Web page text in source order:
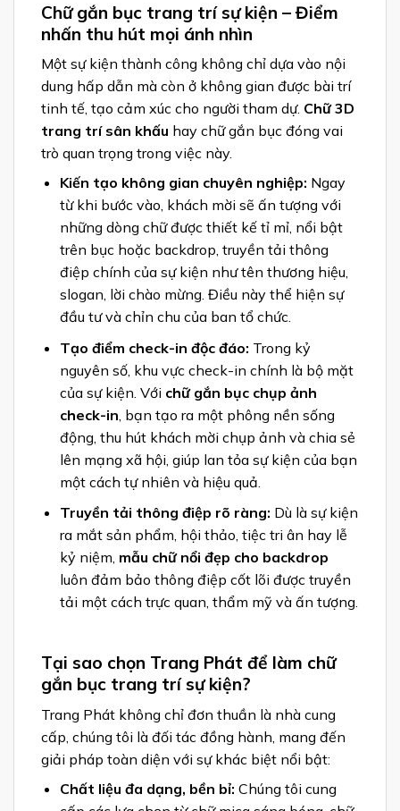
Chữ gắn bục trang trí sự kiện – Điểm
nhấn thu hút mọi ánh nhìn
Một sự kiện thành công không chỉ dựa vào nội
dung hấp dẫn mà còn ở không gian được bài trí
tinh tế, tạo cảm xúc cho người tham dự. Chữ 3D
trang trí sân khấu hay chữ gắn bục đóng vai
trò quan trọng trong việc này.
Kiến tạo không gian chuyên nghiệp: Ngay
từ khi bước vào, khách mời sẽ ấn tượng với
những dòng chữ được thiết kế tỉ mỉ, nổi bật
trên bục hoặc backdrop, truyền tải thông
điệp chính của sự kiện như tên thương hiệu,
slogan, lời chào mừng. Điều này thể hiện sự
đầu tư và chỉn chu của ban tổ chức.
Tạo điểm check-in độc đáo: Trong kỷ
nguyên số, khu vực check-in chính là bộ mặt
của sự kiện. Với chữ gắn bục chụp ảnh
check-in , bạn tạo ra một phông nền sống
động, thu hút khách mời chụp ảnh và chia sẻ
lên mạng xã hội, giúp lan tỏa sự kiện của bạn
một cách tự nhiên và hiệu quả.
Truyền tải thông điệp rõ ràng: Dù là sự kiện
ra mắt sản phẩm, hội thảo, tiệc tri ân hay lễ
kỷ niệm, mẫu chữ nổi đẹp cho backdrop
luôn đảm bảo thông điệp cốt lõi được truyền
tải một cách trực quan, thẩm mỹ và ấn tượng.
Tại sao chọn Trang Phát để làm chữ
gắn bục trang trí sự kiện?
Trang Phát không chỉ đơn thuần là nhà cung
cấp, chúng tôi là đối tác đồng hành, mang đến
giải pháp toàn diện với sự khác biệt nổi bật:
Chất liệu đa dạng, bền bỉ: Chúng tôi cung